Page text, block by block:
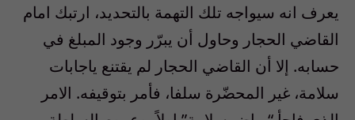
يعرف انه سيواجه تلك التهمة بالتحديد، ارتبك امام
القاضي الحجار وحاول أن يبرّر وجود المبلغ في
حسابه. إلا أن القاضي الحجار لم يقتنع ياجابات
سلامة، غير المحضّرة سلفا، فأمر بتوقيفه. الامر